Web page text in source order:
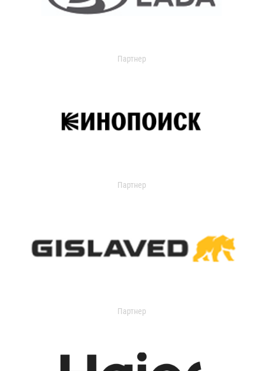
Партнер
Партнер
Партнер